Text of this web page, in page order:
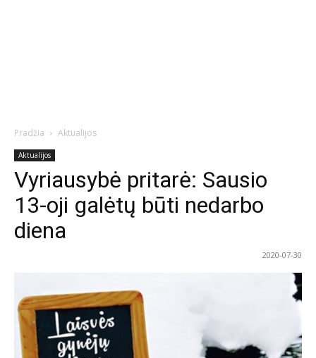
Pradžia Aktualijos
Aktualijos
Vyriausybė pritarė: Sausio
13-oji galėtų būti nedarbo
diena
2020-07-30